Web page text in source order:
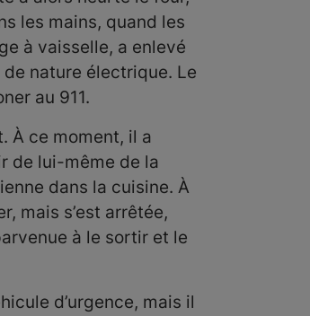
les mains, quand les
à vaisselle, a enlevé
de nature électrique. Le
au 911.
À ce moment, il a
de lui-même de la
dans la cuisine. À
mais s’est arrêtée,
à le sortir et le
d’urgence, mais il